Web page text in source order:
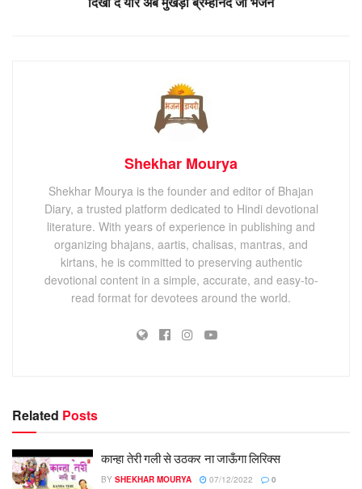
Shekhar Mourya
Shekhar Mourya is the founder and editor of Bhajan
Diary, a trusted platform dedicated to Hindi devotional
literature. With years of experience in publishing and
organizing bhajans, aartis, chalisas, mantras, and
kirtans, he is committed to preserving authentic
devotional content in a simple, accurate, and easy-to-
read format for devotees around the world.
Related Posts
कान्हा तेरी गली से उठकर ना जाऊँगा लिरिक्स
BY SHEKHAR MOURYA 07/12/2022 0